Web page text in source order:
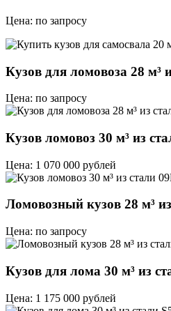
Цена: по запросу
Кузов для ломовоза 28 м³
Цена: по запросу
Кузов ломовоз 30 м³ из
Цена: 1 070 000 рублей
Ломовозный кузов 28 м³
Цена: по запросу
Кузов для лома 30 м³ из
Цена: 1 175 000 рублей